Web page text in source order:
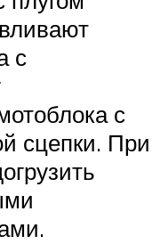
с
с
сцепки. При